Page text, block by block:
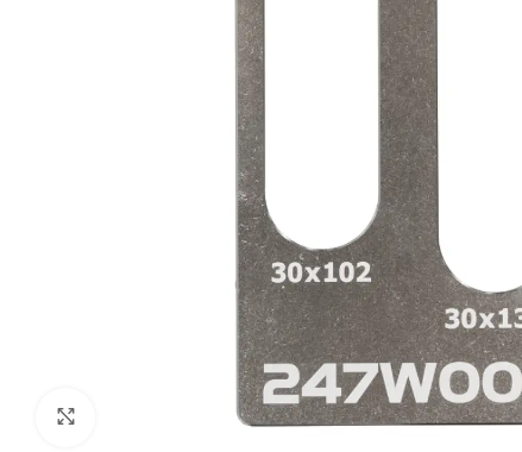
Klik om te vergroten